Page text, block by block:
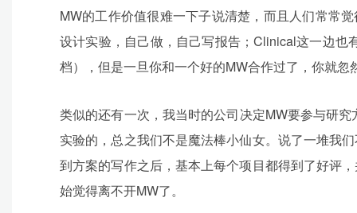
MW的工作价值很难一下子说清楚，而且人们常常
设计实验，自己做，自己写报告；Clinical这一边
档），但是一旦你和一个好的MW合作过了，你就
类似的还有一次，我当时的公司决定MW要参与研
实验的，总之我们不是魔法棒小仙女。说了一堆我
到方案的写作之后，基本上每个项目都得到了好评
始觉得离不开MW了。